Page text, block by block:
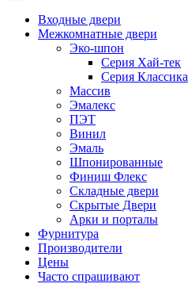
Входные двери
Межкомнатные двери
Эко-шпон
Серия Хай-тек
Серия Классика
Массив
Эмалекс
ПЭТ
Винил
Эмаль
Шпонированные
Финиш Флекс
Складные двери
Скрытые Двери
Арки и порталы
Фурнитура
Производители
Цены
Часто спрашивают